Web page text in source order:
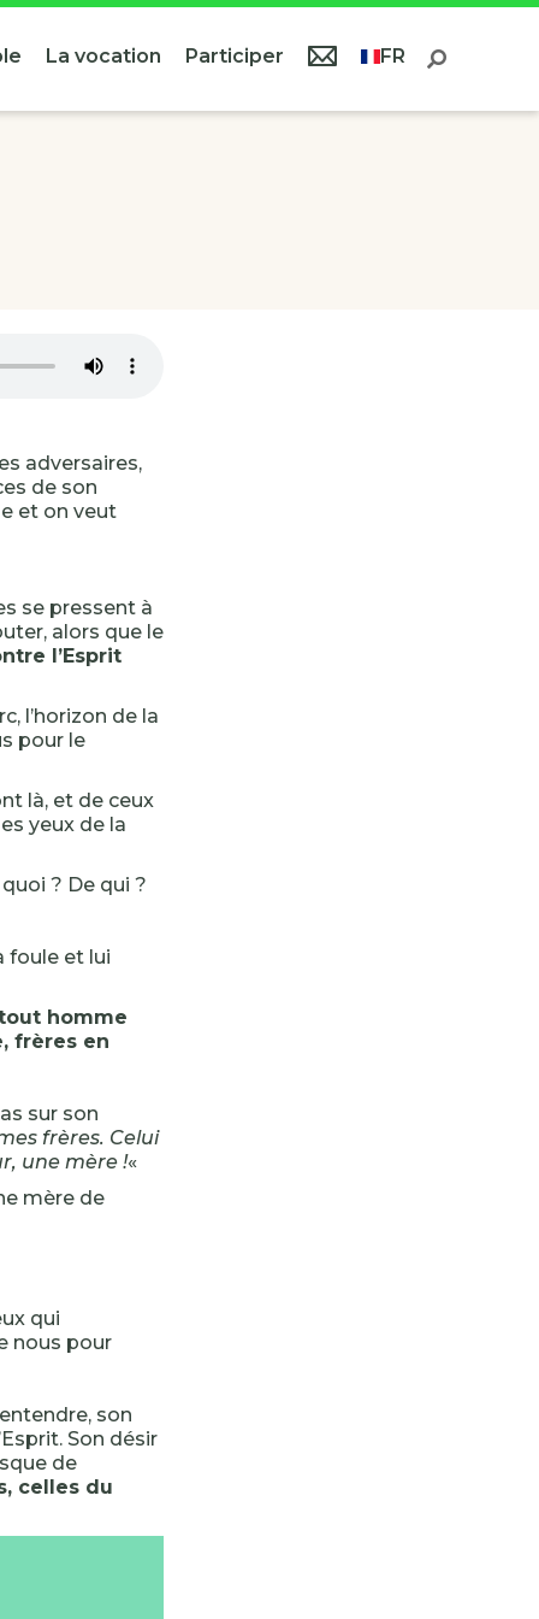
La vocation Participer FR
adversaires,
de son
et on veut
se pressent à
alors que le
l’Esprit
l’horizon de la
pour le
là, et de ceux
yeux de la
? De qui ?
foule et lui
homme
frères en
sur son
frères. Celui
une mère !«
mère de
qui
nous pour
son
Son désir
de
celles du